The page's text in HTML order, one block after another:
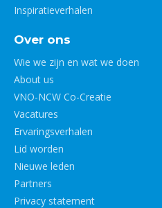
Inspiratieverhalen
Over ons
Wie we zijn en wat we doen
About us
VNO-NCW Co-Creatie
Vacatures
Ervaringsverhalen
Lid worden
Nieuwe leden
Partners
Privacy statement